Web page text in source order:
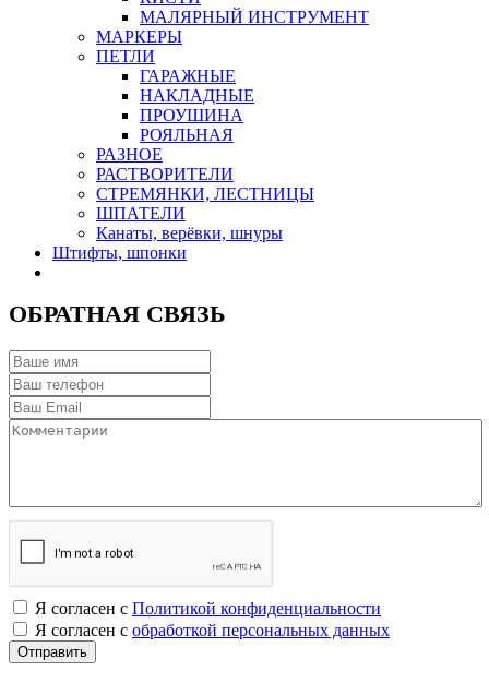
МАЛЯРНЫЙ ИНСТРУМЕНТ
МАРКЕРЫ
ПЕТЛИ
ГАРАЖНЫЕ
НАКЛАДНЫЕ
ПРОУШИНА
РОЯЛЬНАЯ
РАЗНОЕ
РАСТВОРИТЕЛИ
СТРЕМЯНКИ, ЛЕСТНИЦЫ
ШПАТЕЛИ
Канаты, верёвки, шнуры
Штифты, шпонки
ОБРАТНАЯ СВЯЗЬ
Я согласен с Политикой конфиденциальности
Я согласен с обработкой персональных данных